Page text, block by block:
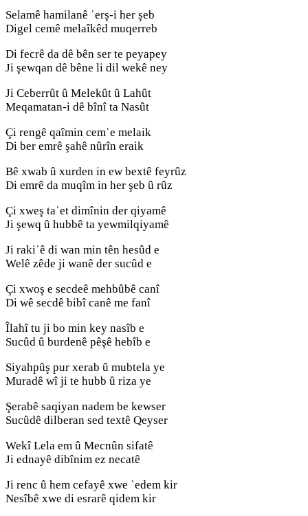
Selamê hamilanê ˈerş-i her şeb
Digel cemê melaîkêd muqerreb
Di fecrê da dê bên ser te peyapey
Ji şewqan dê bêne li dil wekê ney
Ji Ceberrût û Melekût û Lahût
Meqamatan-i dê bînî ta Nasût
Çi rengê qaîmin cemˈe melaik
Di ber emrê şahê nûrîn eraik
Bê xwab û xurden in ew bextê feyrûz
Di emrê da muqîm in her şeb û rûz
Çi xweş taˈet dimînin der qiyamê
Ji şewq û hubbê ta yewmilqiyamê
Ji rakiˈê di wan min tên hesûd e
Welê zêde ji wanê der sucûd e
Çi xwoş e secdeê mehbûbê canî
Di wê secdê bibî canê me fanî
Îlahî tu ji bo min key nasîb e
Sucûd û burdenê pêşê hebîb e
Siyahpûş pur xerab û mubtela ye
Muradê wî ji te hubb û riza ye
Şerabê saqiyan nadem be kewser
Sucûdê dilberan sed textê Qeyser
Wekî Lela em û Mecnûn sifatê
Ji ednayê dibînim ez necatê
Ji renc û hem cefayê xwe ˈedem kir
Nesîbê xwe di esrarê qidem kir